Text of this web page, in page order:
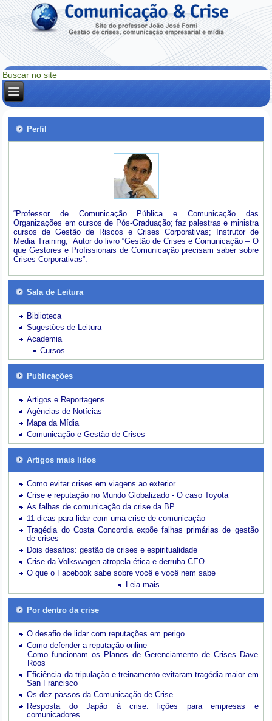
Perfil
“Professor de Comunicação Pública e Comunicação das
Organizações em cursos de Pós-Graduação; faz palestras e ministra
cursos de Gestão de Riscos e Crises Corporativas; Instrutor de
Media Training; Autor do livro “Gestão de Crises e Comunicação – O
que Gestores e Profissionais de Comunicação precisam saber sobre
Crises Corporativas”.
Sala de Leitura
Biblioteca
Sugestões de Leitura
Academia
Cursos
Publicações
Artigos e Reportagens
Agências de Notícias
Mapa da Mídia
Comunicação e Gestão de Crises
Artigos mais lidos
Como evitar crises em viagens ao exterior
Crise e reputação no Mundo Globalizado - O caso Toyota
As falhas de comunicação da crise da BP
11 dicas para lidar com uma crise de comunicação
Tragédia do Costa Concordia expõe falhas primárias de gestão
de crises
Dois desafios: gestão de crises e espiritualidade
Crise da Volkswagen atropela ética e derruba CEO
O que o Facebook sabe sobre você e você nem sabe
Leia mais
Por dentro da crise
O desafio de lidar com reputações em perigo
Como defender a reputação online
Como funcionam os Planos de Gerenciamento de Crises Dave
Roos
Eficiência da tripulação e treinamento evitaram tragédia maior em
San Francisco
Os dez passos da Comunicação de Crise
Resposta do Japão à crise: lições para empresas e
comunicadores